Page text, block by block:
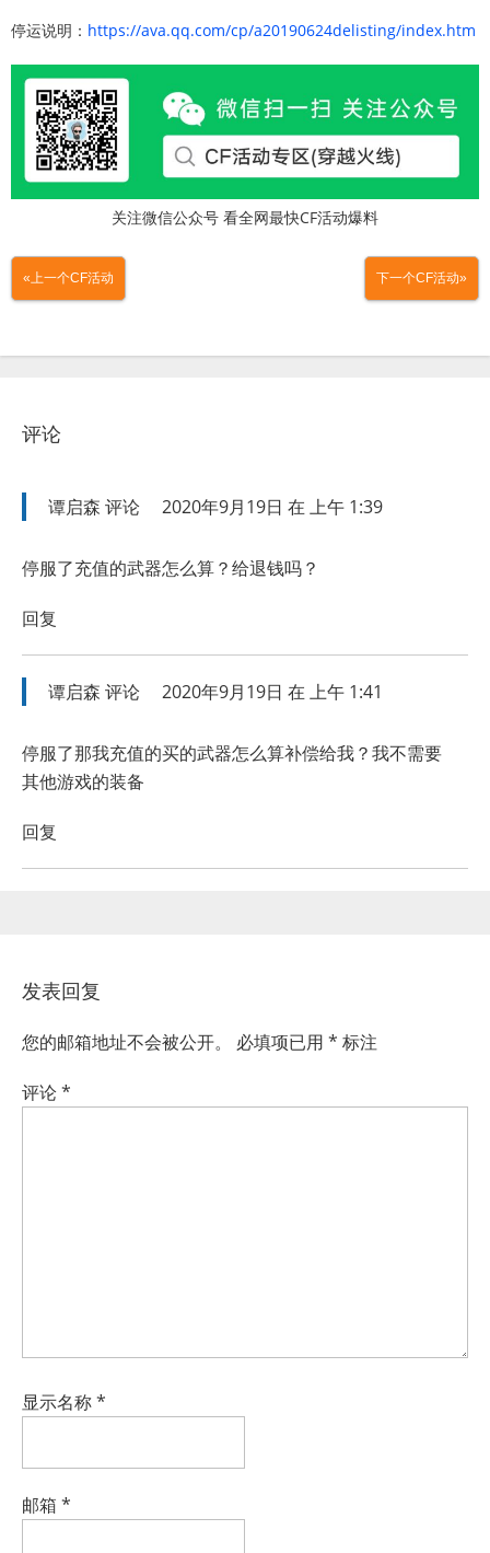
停运说明： https://ava.qq.com/cp/a20190624delisting/index.htm
关注微信公众号 看全网最快CF活动爆料
«上一个CF活动 下一个CF活动»
评论
谭启森 评论 2020年9月19日 在 上午 1:39
停服了充值的武器怎么算？给退钱吗？
回复
谭启森 评论 2020年9月19日 在 上午 1:41
停服了那我充值的买的武器怎么算补偿给我？我不需要
其他游戏的装备
回复
发表回复
您的邮箱地址不会被公开。 必填项已用 * 标注
评论*
显示名称*
邮箱 *